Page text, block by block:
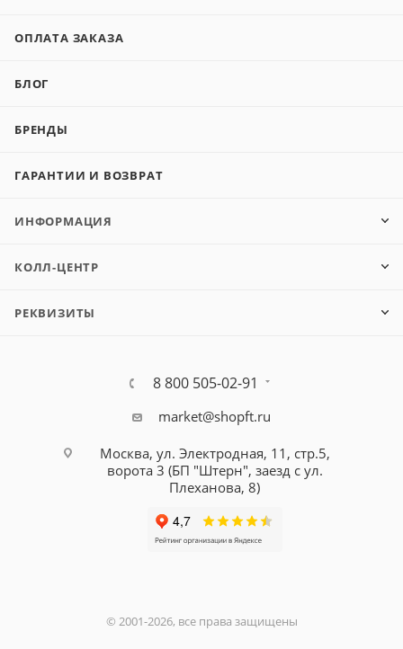
ОПЛАТА ЗАКАЗА
БЛОГ
БРЕНДЫ
ГАРАНТИИ И ВОЗВРАТ
ИНФОРМАЦИЯ
КОЛЛ-ЦЕНТР
РЕКВИЗИТЫ
8 800 505-02-91
market@shopft.ru
Москва, ул. Электродная, 11, стр.5,
ворота 3 (БП "Штерн", заезд с ул.
Плеханова, 8)
© 2001-2026, все права защищены